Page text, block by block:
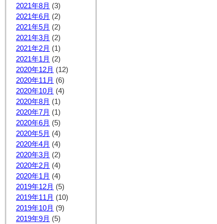
2021年8月 (3)
2021年6月 (2)
2021年5月 (2)
2021年3月 (2)
2021年2月 (1)
2021年1月 (2)
2020年12月 (12)
2020年11月 (6)
2020年10月 (4)
2020年8月 (1)
2020年7月 (1)
2020年6月 (5)
2020年5月 (4)
2020年4月 (4)
2020年3月 (2)
2020年2月 (4)
2020年1月 (4)
2019年12月 (5)
2019年11月 (10)
2019年10月 (9)
2019年9月 (5)